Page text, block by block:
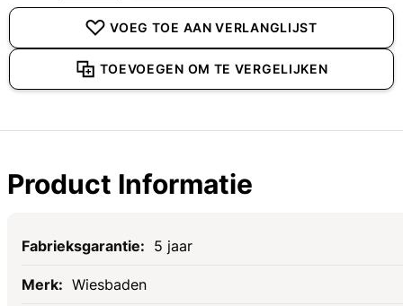
VOEG TOE AAN VERLANGLIJST
TOEVOEGEN OM TE VERGELIJKEN
Product Informatie
Specificaties
5 jaar
Wiesbaden